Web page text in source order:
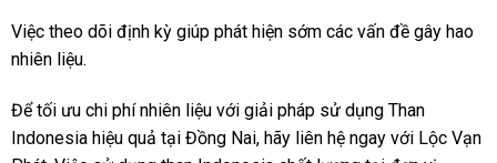
Việc theo dõi định kỳ giúp phát hiện sớm các vấn đề gây hao
nhiên liệu.
Để tối ưu chi phí nhiên liệu với giải pháp sử dụng Than
Indonesia hiệu quả tại Đồng Nai, hãy liên hệ ngay với Lộc Vạn